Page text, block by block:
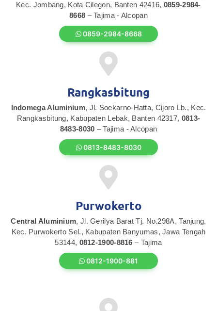
Kec. Jombang, Kota Cilegon, Banten 42416, 0859-2984-
8668 – Tajima - Alcopan
0859-2984-8668
Rangkasbitung
Indomega Aluminium, Jl. Soekarno-Hatta, Cijoro Lb., Kec.
Rangkasbitung, Kabupaten Lebak, Banten 42317, 0813-
8483-8030 – Tajima - Alcopan
0813-8483-8030
Purwokerto
Central Aluminium, Jl. Gerilya Barat Tj. No.298A, Tanjung,
Kec. Purwokerto Sel., Kabupaten Banyumas, Jawa Tengah
53144, 0812-1900-8816 – Tajima
0812-1900-881